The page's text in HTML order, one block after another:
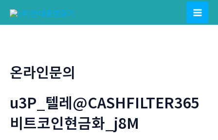
Main
온라인문의
u3P_텔레@CASHFILTER365
비트코인현금화_j8M